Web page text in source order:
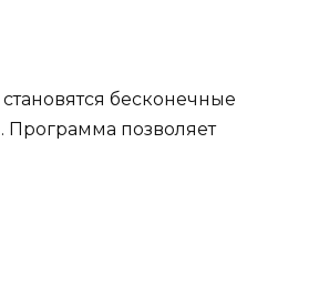
становятся бесконечные
. Программа позволяет